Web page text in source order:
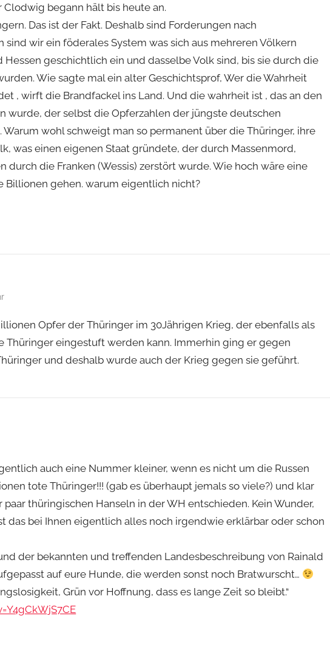
Clodwig begann hält bis heute an.
Das ist der Fakt. Deshalb sind Forderungen nach
wir ein föderales System was sich aus mehreren Völkern
geschichtlich ein und dasselbe Volk sind, bis sie durch die
Wie sagte mal ein alter Geschichtsprof, Wer die Wahrheit
, wirft die Brandfackel ins Land. Und die wahrheit ist , das an den
wurde, der selbst die Opferzahlen der jüngste deutschen
wohl schweigt man so permanent über die Thüringer, ihre
was einen eigenen Staat gründete, der durch Massenmord,
die Franken (Wessis) zerstört wurde. Wie hoch wäre eine
gehen. warum eigentlich nicht?
Opfer der Thüringer im 30Jährigen Krieg, der ebenfalls als
Thüringer eingestuft werden kann. Immerhin ging er gegen
und deshalb wurde auch der Krieg gegen sie geführt.
auch eine Nummer kleiner, wenn es nicht um die Russen
tote Thüringer!!! (gab es überhaupt jemals so viele?) und klar
thüringischen Hanseln in der WH entschieden. Kein Wunder,
das bei Ihnen eigentlich alles noch irgendwie erklärbar oder schon
der bekannten und treffenden Landesbeschreibung von Rainald
auf eure Hunde, die werden sonst noch Bratwurscht…
Grün vor Hoffnung, dass es lange Zeit so bleibt.“